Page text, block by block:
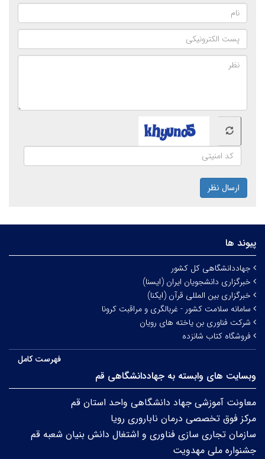
ارسال نظر
پیوند ها
جهاددانشگاهی کل کشور
خبرگزاری دانشجویان ایران (ایسنا)
خبرگزاری بین المللی قرآن (ایکنا)
سامانه سلامت کشور - غربالگری و مراقبت کرونا
شرکت فناوری بن یاخته های رویان
فروشگاه کتاب شانزده
فهرست کامل
وبسایت های وابسته به جهاددانشگاهی قم
معاونت آموزشی جهاد دانشگاهی واحد استان قم
مرکز فوق تخصصی درمان ناباروری رویا
سازمان تجاری سازی فناوری و اشتغال دانش بنیان شعبه قم
جشنواره ملی مهدویت